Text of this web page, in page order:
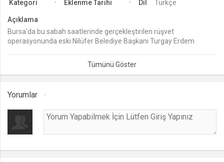
.web.tv
Seçilen dil tercihini tutmak
1 ay
Oturum verisini tutmak
Kategori Eklenme Tarihi Dil Türkçe
Açıklama
Bursa'da bu sabah saatlerinde gerçekleştirilen rüşvet
operasyonunda eski Nilüfer Belediye Başkanı Turgay Erdem
Yorumlar